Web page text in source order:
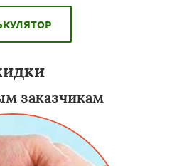
заказчикам